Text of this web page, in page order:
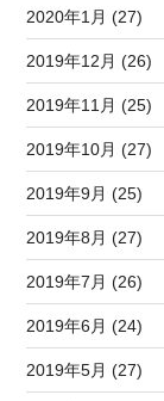
2020年1月 (27)
2019年12月 (26)
2019年11月 (25)
2019年10月 (27)
2019年9月 (25)
2019年8月 (27)
2019年7月 (26)
2019年6月 (24)
2019年5月 (27)